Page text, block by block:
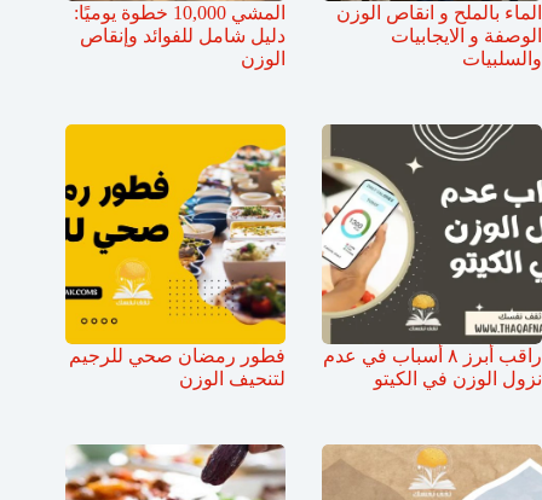
الماء بالملح و انقاص الوزن
الوصفة و الايجابيات
والسلبيات
المشي 10,000 خطوة يوميًا:
دليل شامل للفوائد وإنقاص
الوزن
راقب أبرز ٨ أسباب في عدم
نزول الوزن في الكيتو
فطور رمضان صحي للرجيم
لتنحيف الوزن